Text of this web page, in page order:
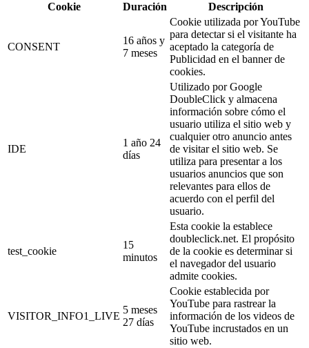
Cookie
Duración Descripción
CONSENT
16 años y
7 meses
Cookie utilizada por YouTube
para detectar si el visitante ha
aceptado la categoría de
Publicidad en el banner de
cookies.
IDE
1 año 24
días
Utilizado por Google
DoubleClick y almacena
información sobre cómo el
usuario utiliza el sitio web y
cualquier otro anuncio antes
de visitar el sitio web. Se
utiliza para presentar a los
usuarios anuncios que son
relevantes para ellos de
acuerdo con el perfil del
usuario.
test_cookie
15
minutos
Esta cookie la establece
doubleclick.net. El propósito
de la cookie es determinar si
el navegador del usuario
admite cookies.
VISITOR_INFO1_LIVE
5 meses
27 días
Cookie establecida por
YouTube para rastrear la
información de los videos de
YouTube incrustados en un
sitio web.